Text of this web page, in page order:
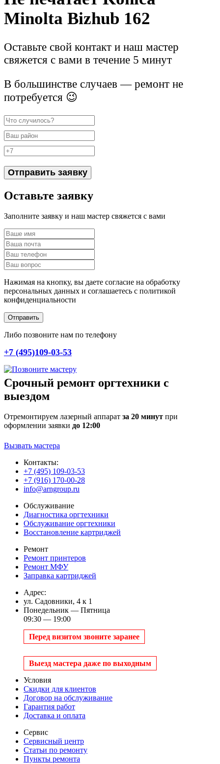
Minolta Bizhub 162
Оставьте свой контакт и наш мастер
свяжется с вами в течение 5 минут
В большинстве случаев — ремонт не
потребуется 😉
Отправить заявку
Оставьте заявку
Заполните заявку и наш мастер свяжется с вами
Нажимая на кнопку, вы даете согласие на обработку
персональных данных и соглашаетесь c политикой
конфиденциальности
Отправить
Либо позвоните нам по телефону
+7 (495)109-03-53
Срочный ремонт оргтехники с
выездом
Отремонтируем лазерный аппарат за 20 минут при
оформлении заявки до 12:00
Вызвать мастера
Контакты:
+7 (495) 109-03-53
+7 (916) 170-00-28
info@arngroup.ru
Обслуживание
Диагностика оргтехники
Обслуживание оргтехники
Восстановление картриджей
Ремонт
Ремонт принтеров
Ремонт МФУ
Заправка картриджей
Адрес:
ул. Садовники, 4 к 1
Понедельник — Пятница
09:30 — 19:00
Перед визитом звоните заранее
Выезд мастера даже по выходным
Условия
Скидки для клиентов
Договор на обслуживание
Гарантия работ
Доставка и оплата
Сервис
Сервисный центр
Статьи по ремонту
Пункты ремонта